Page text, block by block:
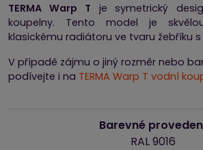
TERMA Warp T je symetrický
koupelny. Tento model je
klasickému radiátoru ve tvaru žebříku
V případě zájmu o jiný rozměr nebo
podívejte i na TERMA Warp T vodní
Barevné
RAL 9016